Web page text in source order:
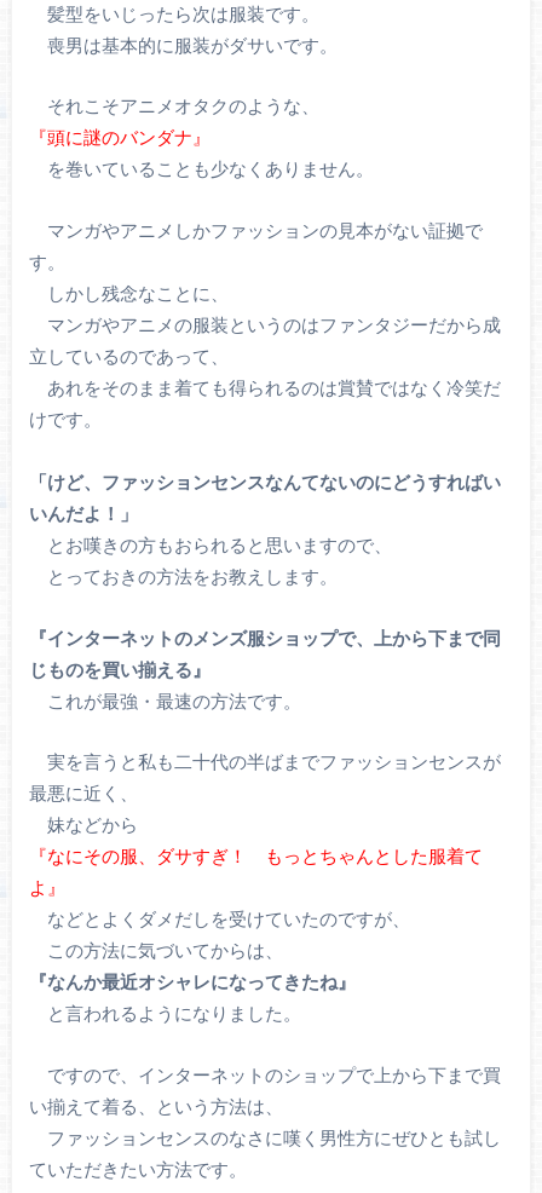
髪型をいじったら次は服装です。
喪男は基本的に服装がダサいです。
それこそアニメオタクのような、
『頭に謎のバンダナ』
を巻いていることも少なくありません。
マンガやアニメしかファッションの見本がない証拠で
す。
しかし残念なことに、
マンガやアニメの服装というのはファンタジーだから成
立しているのであって、
あれをそのまま着ても得られるのは賞賛ではなく冷笑だ
けです。
「けど、ファッションセンスなんてないのにどうすればい
いんだよ！」
とお嘆きの方もおられると思いますので、
とっておきの方法をお教えします。
『インターネットのメンズ服ショップで、上から下まで同
じものを買い揃える』
これが最強・最速の方法です。
実を言うと私も二十代の半ばまでファッションセンスが
最悪に近く、
妹などから
『なにその服、ダサすぎ！ もっとちゃんとした服着て
よ』
などとよくダメだしを受けていたのですが、
この方法に気づいてからは、
『なんか最近オシャレになってきたね』
と言われるようになりました。
ですので、インターネットのショップで上から下まで買
い揃えて着る、という方法は、
ファッションセンスのなさに嘆く男性方にぜひとも試し
ていただきたい方法です。